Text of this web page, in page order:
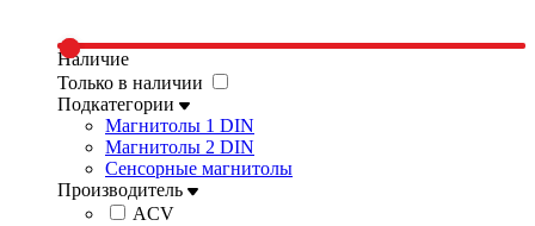
Наличие
Только в наличии
Подкатегории
Магнитолы 1 DIN
Магнитолы 2 DIN
Сенсорные магнитолы
Производитель
ACV